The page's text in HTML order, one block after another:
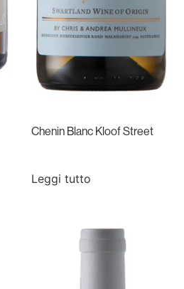
Chenin Blanc Kloof Street
Leggi tutto